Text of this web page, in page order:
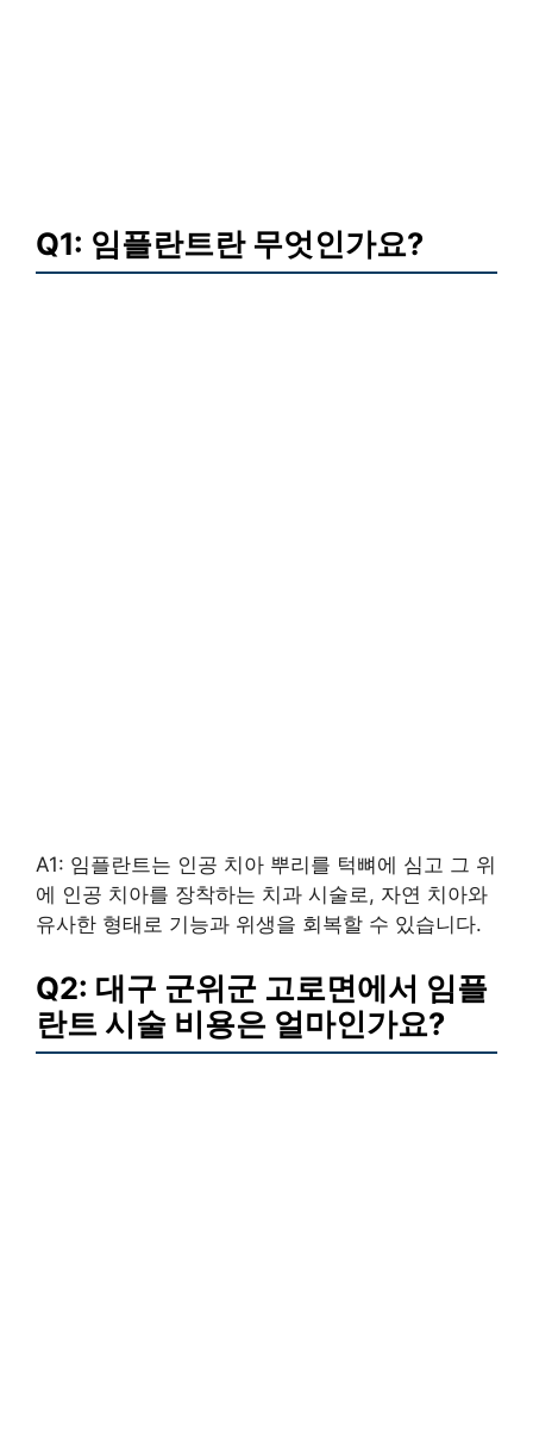
Q1: 임플란트란 무엇인가요?
A1: 임플란트는 인공 치아 뿌리를 턱뼈에 심고 그 위
에 인공 치아를 장착하는 치과 시술로, 자연 치아와
유사한 형태로 기능과 위생을 회복할 수 있습니다.
Q2: 대구 군위군 고로면에서 임플
란트 시술 비용은 얼마인가요?